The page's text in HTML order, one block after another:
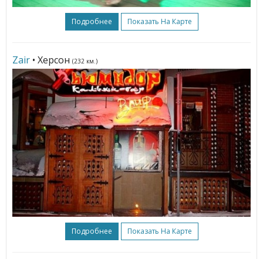
Подробнее Показать На Карте
Zair • Херсон (232 км.)
Подробнее Показать На Карте